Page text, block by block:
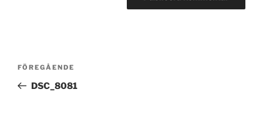
Inläggsnavigering
Föregående
inlägg
FÖREGÅENDE
DSC_8081